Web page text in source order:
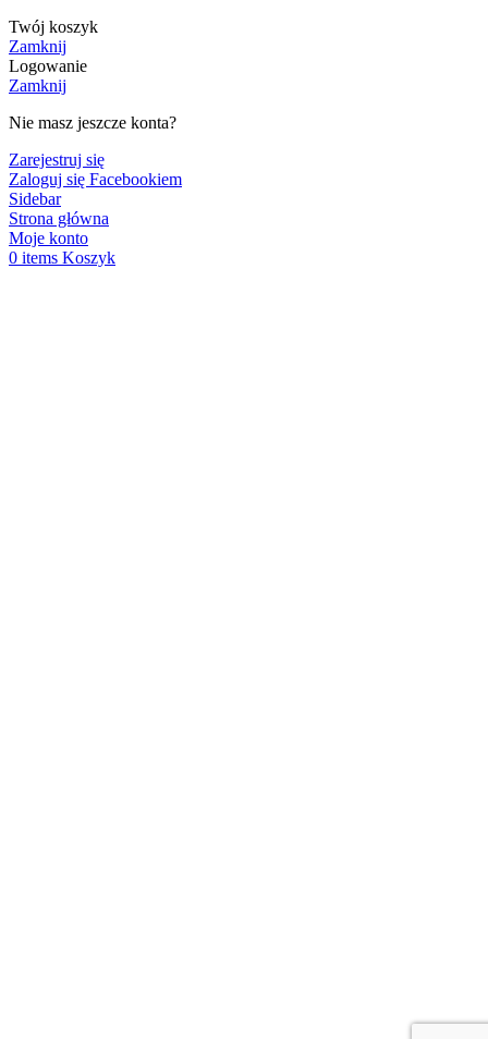
Twój koszyk
Zamknij
Logowanie
Zamknij
Nie masz jeszcze konta?
Zarejestruj się
Zaloguj się Facebookiem
Sidebar
Strona główna
Moje konto
0 items Koszyk